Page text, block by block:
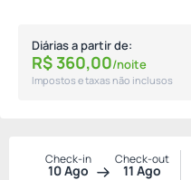
Diárias a partir de:
R$ 360,00/noite
Impostos e taxas não inclusos
Check-in
10 Ago
Check-out
11 Ago